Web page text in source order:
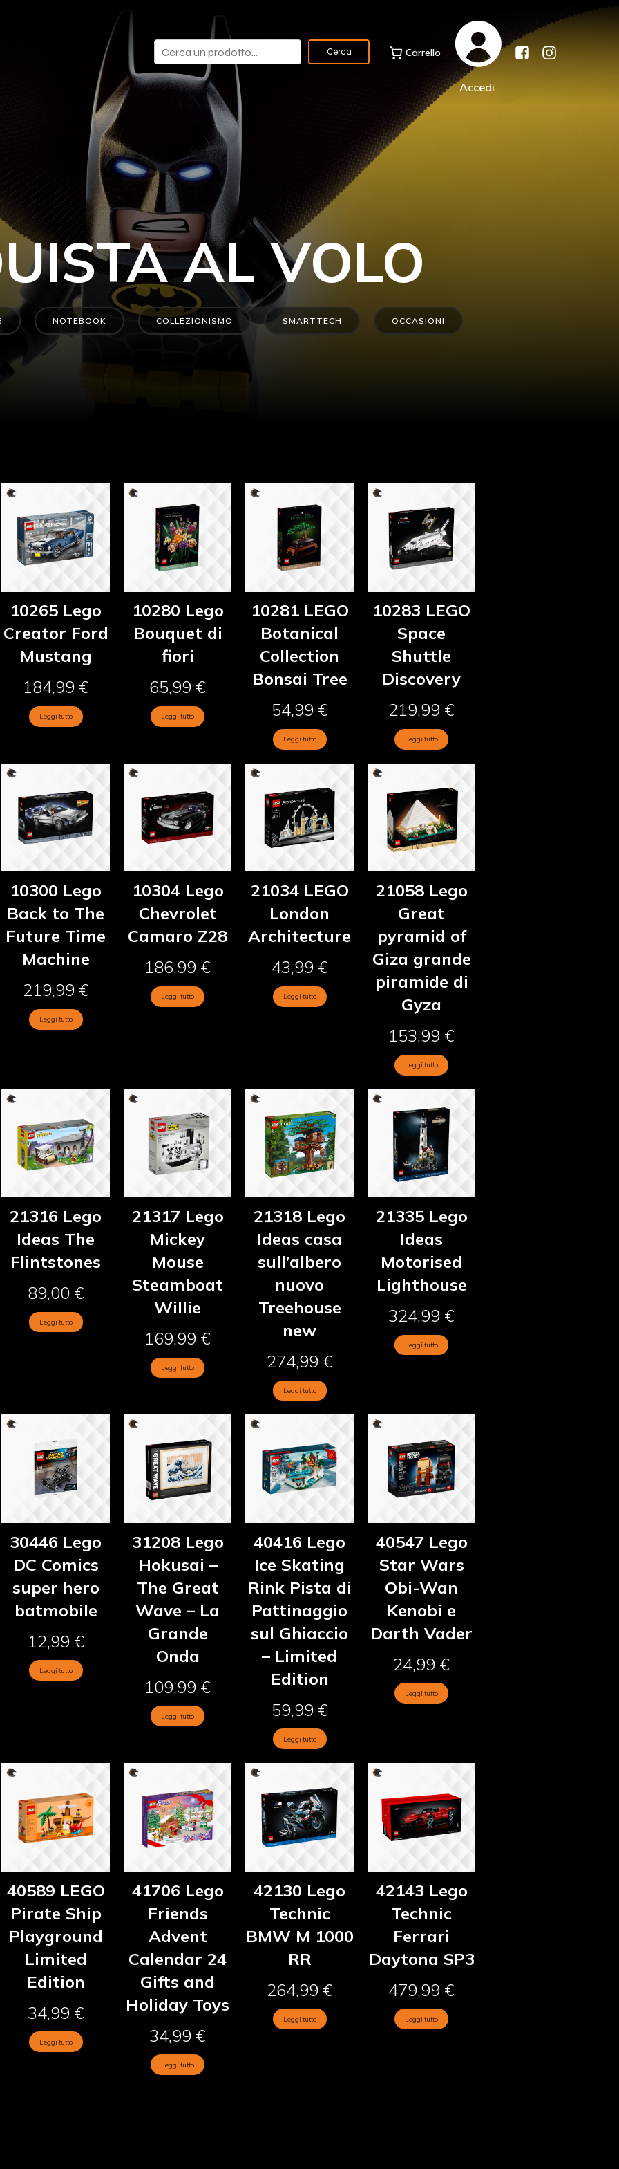
Cerca Carrello
Accedi
AL VOLO
NOTEBOOK COLLEZIONISMO SMARTTECH OCCASIONI
10265 Lego
Creator Ford
Mustang
184,99 €
Leggi tutto
10280 Lego
Bouquet di
fiori
65,99 €
Leggi tutto
10281 LEGO
Botanical
Collection
Bonsai Tree
54,99 €
Leggi tutto
10283 LEGO
Space
Shuttle
Discovery
219,99 €
Leggi tutto
10300 Lego
Back to The
Future Time
Machine
219,99 €
Leggi tutto
10304 Lego
Chevrolet
Camaro Z28
186,99 €
Leggi tutto
21034 LEGO
London
Architecture
43,99 €
Leggi tutto
21058 Lego
Great
pyramid of
Giza grande
piramide di
Gyza
153,99 €
Leggi tutto
21316 Lego
Ideas The
Flintstones
89,00 €
Leggi tutto
21317 Lego
Mickey
Mouse
Steamboat
Willie
169,99 €
Leggi tutto
21318 Lego
Ideas casa
sull’albero
nuovo
Treehouse
new
274,99 €
Leggi tutto
21335 Lego
Ideas
Motorised
Lighthouse
324,99 €
Leggi tutto
30446 Lego
DC Comics
super hero
batmobile
12,99 €
Leggi tutto
31208 Lego
Hokusai –
The Great
Wave – La
Grande
Onda
109,99 €
Leggi tutto
40416 Lego
Ice Skating
Rink Pista di
Pattinaggio
sul Ghiaccio
– Limited
Edition
59,99 €
Leggi tutto
40547 Lego
Star Wars
Obi-Wan
Kenobi e
Darth Vader
24,99 €
Leggi tutto
40589 LEGO
Pirate Ship
Playground
Limited
Edition
34,99 €
Leggi tutto
41706 Lego
Friends
Advent
Calendar 24
Gifts and
Holiday Toys
34,99 €
Leggi tutto
42130 Lego
Technic
BMW M 1000
RR
264,99 €
Leggi tutto
42143 Lego
Technic
Ferrari
Daytona SP3
479,99 €
Leggi tutto